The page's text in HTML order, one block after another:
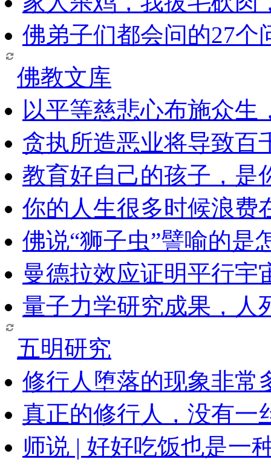
佛弟子们都会问的27个
佛教文库
以平等慈悲心布施众生
贪执所造恶业将导致百
教育好自己的孩子，是
你的人生很多时候浪费
佛说“狮子虫”譬喻的是
曼德拉效应证明平行宇
量子力学研究成果，人
五明研究
修行人堕落的现象非常
真正的修行人，没有一
师说 | 好好吃饭也是一